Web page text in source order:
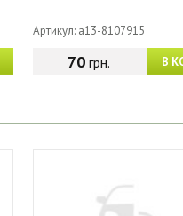
Артикул: a13-8107915
В
70грн.